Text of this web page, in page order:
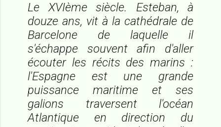
Le XVIème siècle. Esteban, à
douze ans, vit à la cathédrale de
Barcelone de laquelle il
s'échappe souvent afin d'aller
écouter les récits des marins :
l'Espagne est une grande
puissance maritime et ses
galions traversent l'océan
Atlantique en direction du